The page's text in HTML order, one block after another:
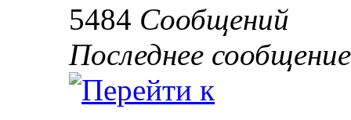
5484 Сообщений
Последнее сообщение